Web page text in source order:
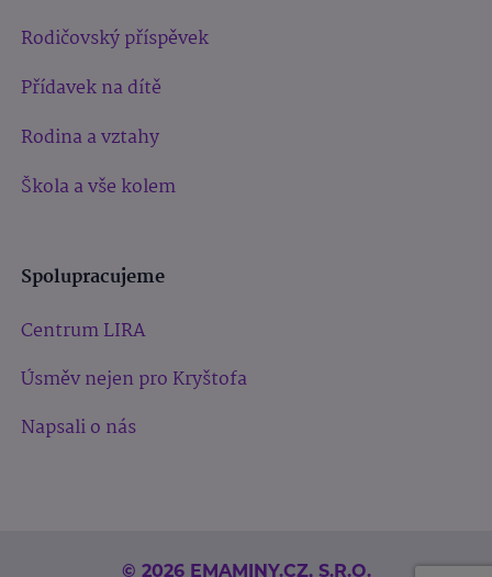
Rodičovský příspěvek
Přídavek na dítě
Rodina a vztahy
Škola a vše kolem
Spolupracujeme
Centrum LIRA
Úsměv nejen pro Kryštofa
Napsali o nás
© 2026 EMAMINY.CZ, S.R.O.